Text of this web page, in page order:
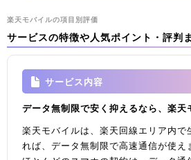
楽天モバイルの項目別評価
サービスの特徴や人気ポイント・評判
サービス内容
データ無制限で安く抑えるなら、楽天
楽天モバイルは、楽天回線エリア内で
れば、データ無制限で高速通信が使え